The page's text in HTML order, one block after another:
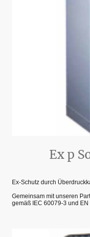
Ex p
Ex-Schutz durch
Gemeinsam mit unseren
gemäß IEC 60079-3 und EN